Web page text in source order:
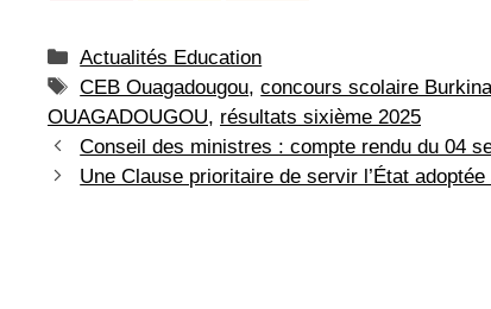
Catégories
Actualités Education
Étiquettes
CEB Ouagadougou,concours scolaire Burkina
OUAGADOUGOU, résultats sixième 2025
Conseil des ministres : compte rendu du 04
Une Clause prioritaire de servir l’État